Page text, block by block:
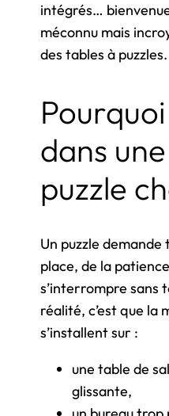
intégrés…
méconnu mais
des tables à puzzles.
dans
puzzle
Un puzzle demande
place, de la
s’interrompre sans
réalité, c’est que la
s’installent sur :
une table de
glissante,